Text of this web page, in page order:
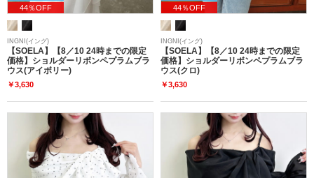
44％OFF
INGNI(イング)
【SOELA】【8／10 24時までの限定
価格】ショルダーリボンペプラムブラ
ウス(アイボリー)
￥3,630
44％OFF
INGNI(イング)
【SOELA】【8／10 24時までの限定
価格】ショルダーリボンペプラムブラ
ウス(クロ)
￥3,630